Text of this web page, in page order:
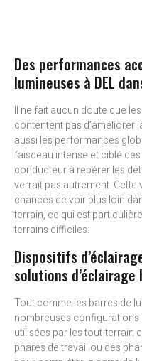
Des performances
lumineuses à DEL
Il ne fait aucun doute que
contentent pas d’améliorer
aussi les performances
faisceau intense et ciblé
conducteur à repérer les
verrait pas autrement.
chances de voir plus loin
terrain, ce qui est
terrains difficiles.
Dispositifs
solutions
Tout comme les barres de
nombreuses configurations
utilisées par les tout-terrain
phares de travail ou des